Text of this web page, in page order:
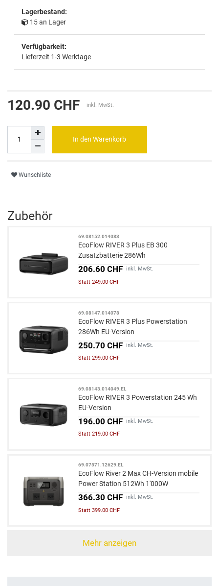
Lagerbestand:
15 an Lager
Verfügbarkeit:
Lieferzeit 1-3 Werktage
120.90 CHF inkl. MwSt.
In den Warenkorb
Wunschliste
Zubehör
69.08152.014083
EcoFlow RIVER 3 Plus EB 300
Zusatzbatterie 286Wh
206.60 CHF inkl. MwSt.
Statt 249.00 CHF
69.08147.014078
EcoFlow RIVER 3 Plus Powerstation
286Wh EU-Version
250.70 CHF inkl. MwSt.
Statt 299.00 CHF
69.08143.014049.EL
EcoFlow RIVER 3 Powerstation 245 Wh
EU-Version
196.00 CHF inkl. MwSt.
Statt 219.00 CHF
69.07571.12629.EL
EcoFlow River 2 Max CH-Version mobile
Power Station 512Wh 1'000W
366.30 CHF inkl. MwSt.
Statt 399.00 CHF
Mehr anzeigen